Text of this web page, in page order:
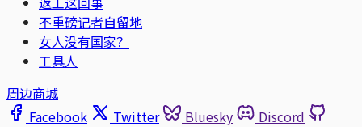
不重磅记者自留地
女人没有国家？
工具人
周边商城
Facebook
Twitter Bluesky
Discord